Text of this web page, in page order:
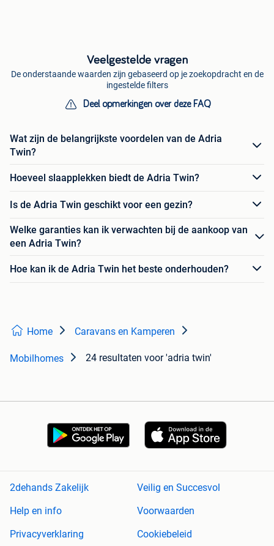
Veelgestelde vragen
De onderstaande waarden zijn gebaseerd op je zoekopdracht en de
ingestelde filters
Deel opmerkingen over deze FAQ
Wat zijn de belangrijkste voordelen van de Adria
Twin?
Hoeveel slaapplekken biedt de Adria Twin?
Is de Adria Twin geschikt voor een gezin?
Welke garanties kan ik verwachten bij de aankoop van
een Adria Twin?
Hoe kan ik de Adria Twin het beste onderhouden?
Home Caravans en Kamperen
Mobilhomes 24 resultaten voor 'adria twin'
2dehands Zakelijk
Veilig en Succesvol
Help en info
Voorwaarden
Privacyverklaring
Cookiebeleid